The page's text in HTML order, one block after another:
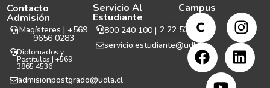
Contacto
Admisión
Magísteres | +569
9656 0283
Diplomados y
Postítulos | +569
3865 4536
admisionpostgrado@udla.cl
Servicio Al
Estudiante
800 240 100 | 2 22 531 999
servicio.estudiante@udla.cl
Campus